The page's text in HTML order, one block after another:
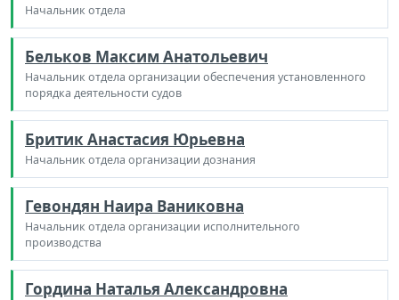
Начальник отдела
Бельков Максим Анатольевич
Начальник отдела организации обеспечения установленного
порядка деятельности судов
Бритик Анастасия Юрьевна
Начальник отдела организации дознания
Гевондян Наира Ваниковна
Начальник отдела организации исполнительного
производства
Гордина Наталья Александровна